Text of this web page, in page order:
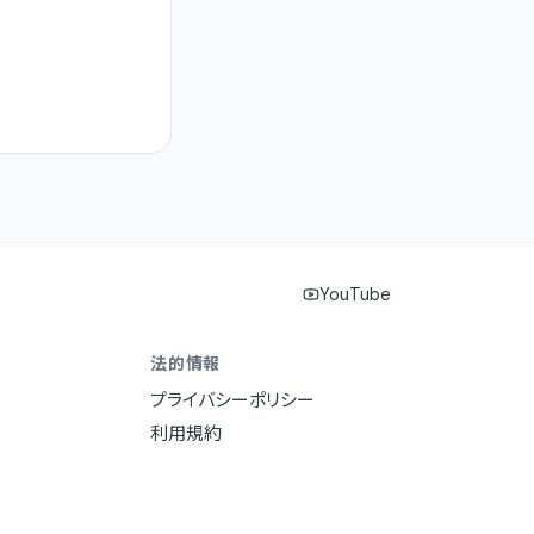
YouTube
法的情報
プライバシーポリシー
利用規約